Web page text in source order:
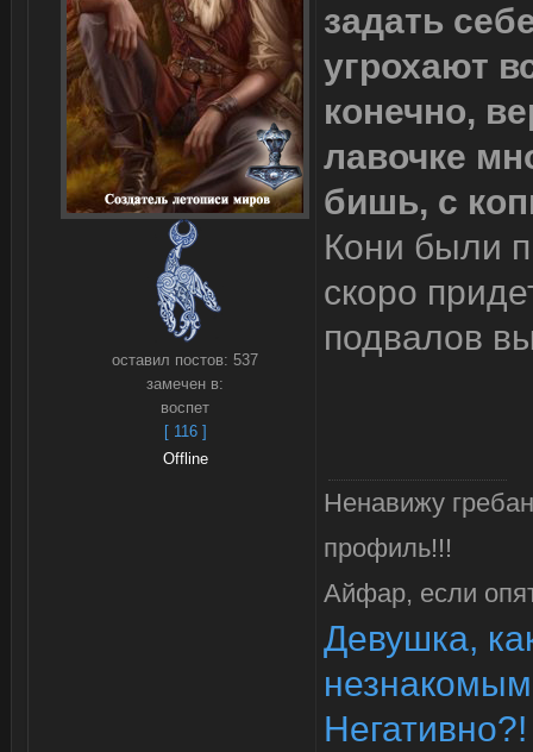
оставил постов: 537
замечен в:
воспет
[ 116 ]
Offline
задать
угрохают
конечно,
лавочке
бишь, с
Кони были
скоро
подвалов
Ненавижу
профиль!!!
Айфар, если
Девушка,